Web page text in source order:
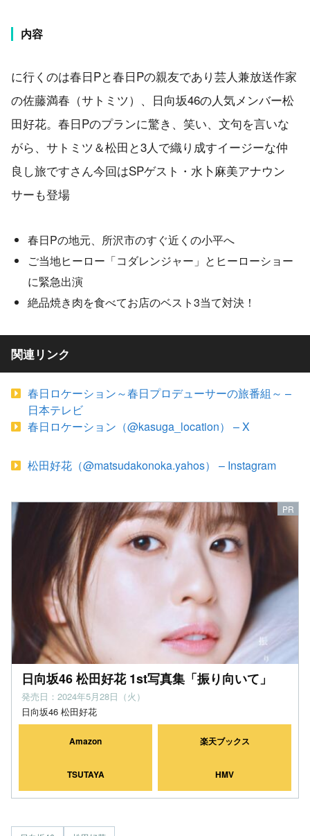
内容
に行くのは春日Pと春日Pの親友であり芸人兼放送作家
の佐藤満春（サトミツ）、日向坂46の人気メンバー松
田好花。春日Pのプランに驚き、笑い、文句を言いな
がら、サトミツ＆松田と3人で織り成すイージーな仲
良し旅ですさん今回はSPゲスト・水卜麻美アナウン
サーも登場
春日Pの地元、所沢市のすぐ近くの小平へ
ご当地ヒーロー「コダレンジャー」とヒーローショー
に緊急出演
絶品焼き肉を食べてお店のベスト3当て対決！
関連リンク
春日ロケーション～春日プロデューサーの旅番組～ –
日本テレビ
春日ロケーション（@kasuga_location） – X
松田好花（@matsudakonoka.yahos） – Instagram
日向坂46 松田好花 1st写真集「振り向いて」
発売日：2024年5月28日（火）
日向坂46 松田好花
Amazon 楽天ブックス
TSUTAYA HMV